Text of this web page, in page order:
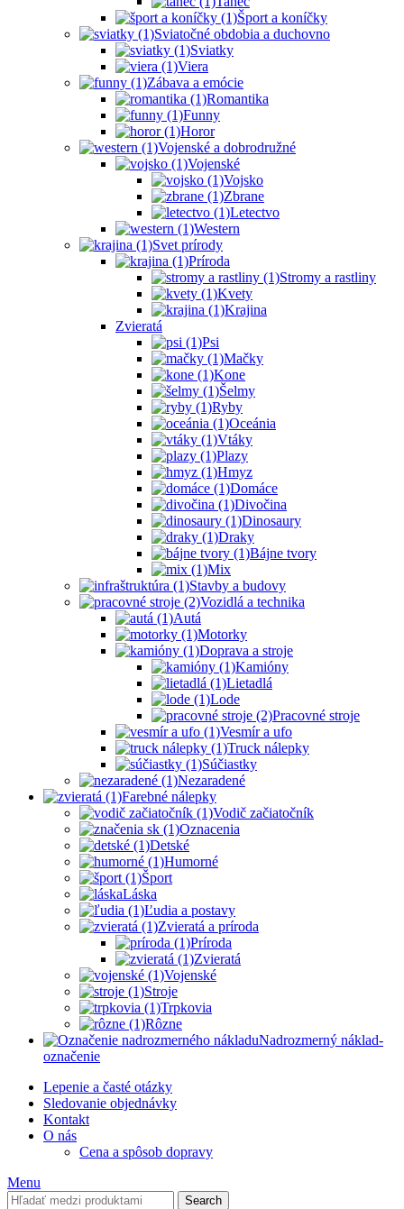
Šport a koníčky
Sviatočné obdobia a duchovno
Sviatky
Viera
Zábava a emócie
Romantika
Funny
Horor
Vojenské a dobrodružné
Vojenské
Vojsko
Zbrane
Letectvo
Western
Svet prírody
Príroda
Stromy a rastliny
Kvety
Krajina
Zvieratá
Psi
Mačky
Kone
Šelmy
Ryby
Oceánia
Vtáky
Plazy
Hmyz
Domáce
Divočina
Dinosaury
Draky
Bájne tvory
Mix
Stavby a budovy
Vozidlá a technika
Autá
Motorky
Doprava a stroje
Kamióny
Lietadlá
Lode
Pracovné stroje
Vesmír a ufo
Truck nálepky
Súčiastky
Nezaradené
Farebné nálepky
Vodič začiatočník
Oznacenia
Detské
Humorné
Šport
Láska
Ľudia a postavy
Zvieratá a príroda
Príroda
Zvieratá
Vojenské
Stroje
Trpkovia
Rôzne
Nadrozmerný náklad-
označenie
Lepenie a časté otázky
Sledovanie objednávky
Kontakt
O nás
Cena a spôsob dopravy
Menu
Search